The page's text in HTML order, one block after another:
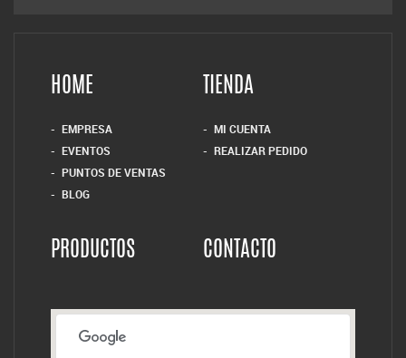
HOME
EMPRESA
EVENTOS
PUNTOS DE VENTAS
BLOG
TIENDA
MI CUENTA
REALIZAR PEDIDO
PRODUCTOS CONTACTO